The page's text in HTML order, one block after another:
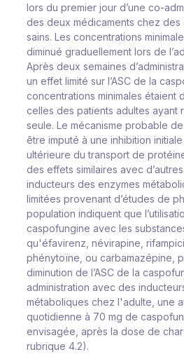
lors du premier jour d’une co-
des deux médicaments chez des
sains. Les concentrations
diminué graduellement lors de
Après deux semaines
un effet limité sur l’ASC de la
concentrations minimales étaient
celles des patients adultes ayant
seule. Le mécanisme probable
être imputé à une inhibition
ultérieure du transport de
des effets similaires avec
inducteurs des enzymes
limitées provenant d’études de
population indiquent que
caspofungine avec les
qu'éfavirenz, névirapine,
phénytoïne, ou carbamazépine,
diminution de l’ASC de la
administration avec des
métaboliques chez l'adulte, une
quotidienne à 70 mg de
envisagée, après la dose de
rubrique 4.2).